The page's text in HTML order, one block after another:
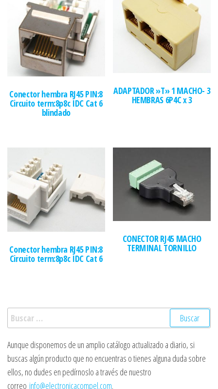
Conector hembra RJ45 PIN:8
Circuito term:8p8c IDC Cat 6
blindado
ADAPTADOR »T» 1 MACHO- 3
HEMBRAS 6P4C x 3
Conector hembra RJ45 PIN:8
Circuito term:8p8c IDC Cat 6
CONECTOR RJ45 MACHO
TERMINAL TORNILLO
Buscar:
Aunque disponemos de un amplio catálogo actualizado a diario, si
buscas algún producto que no encuentras o tienes alguna duda sobre
ellos, no dudes en pedírnoslo a través de nuestro
correo info@electronicacompel.com.